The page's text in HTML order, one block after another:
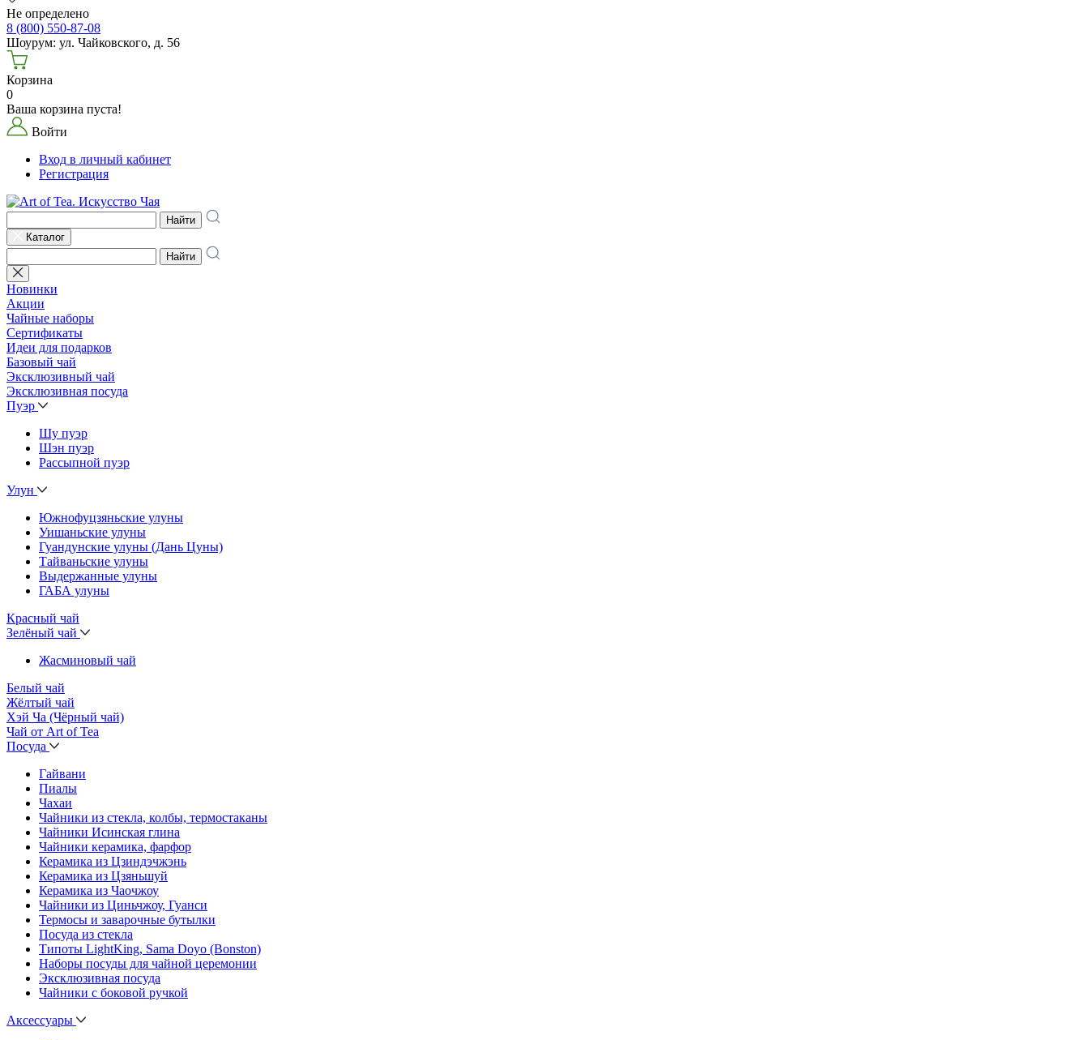
Не определено
8 (800) 550-87-08
Шоурум: ул. Чайковского, д. 56
Корзина
0
Ваша корзина пуста!
Войти
Вход в личный кабинет
Регистрация
Найти
Каталог
Найти
Новинки
Акции
Чайные наборы
Сертификаты
Идеи для подарков
Базовый чай
Эксклюзивный чай
Эксклюзивная посуда
Пуэр
Шу пуэр
Шэн пуэр
Рассыпной пуэр
Улун
Южнофуцзяньские улуны
Уишаньские улуны
Гуандунские улуны (Дань Цуны)
Тайваньские улуны
Выдержанные улуны
ГАБА улуны
Красный чай
Зелёный чай
Жасминовый чай
Белый чай
Жёлтый чай
Хэй Ча (Чёрный чай)
Чай от Art of Tea
Посуда
Гайвани
Пиалы
Чахаи
Чайники из стекла, колбы, термостаканы
Чайники Исинская глина
Чайники керамика, фарфор
Керамика из Цзиндэчжэнь
Керамика из Цзяньшуй
Керамика из Чаочжоу
Чайники из Циньчжоу, Гуанси
Термосы и заварочные бутылки
Посуда из стекла
Типоты LightKing, Sama Doyo (Bonston)
Наборы посуды для чайной церемонии
Эксклюзивная посуда
Чайники с боковой ручкой
Аксессуары